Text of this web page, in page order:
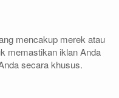
mencakup merek atau
memastikan iklan Anda
secara khusus.